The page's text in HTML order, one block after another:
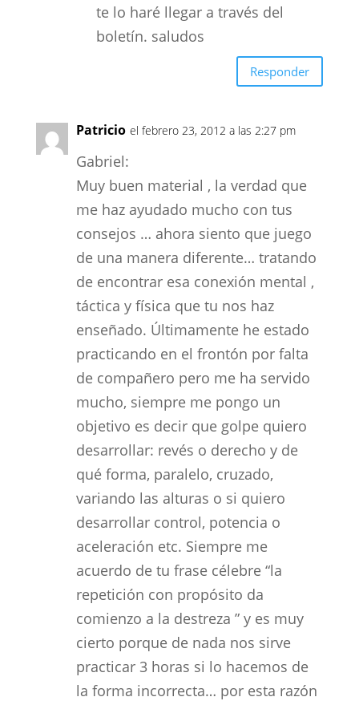
te lo haré llegar a través del
boletín. saludos
Responder
Patricio el febrero 23, 2012 a las 2:27 pm
Gabriel:
Muy buen material , la verdad que
me haz ayudado mucho con tus
consejos … ahora siento que juego
de una manera diferente… tratando
de encontrar esa conexión mental ,
táctica y física que tu nos haz
enseñado. Últimamente he estado
practicando en el frontón por falta
de compañero pero me ha servido
mucho, siempre me pongo un
objetivo es decir que golpe quiero
desarrollar: revés o derecho y de
qué forma, paralelo, cruzado,
variando las alturas o si quiero
desarrollar control, potencia o
aceleración etc. Siempre me
acuerdo de tu frase célebre “la
repetición con propósito da
comienzo a la destreza ” y es muy
cierto porque de nada nos sirve
practicar 3 horas si lo hacemos de
la forma incorrecta… por esta razón